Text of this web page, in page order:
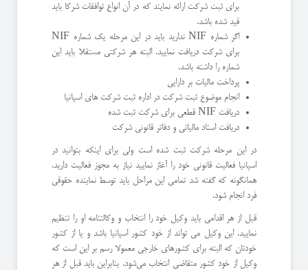
برای ثبت شرکت ارائه نمایند که در آن انواع توافقات شرکا باید
قید شده باشد.
اگر شماره NIF ندارید باید در این مرحله یک شماره NIF
برای شرکت دریافت نمایید. البته هر شرکتی مستقلا باید این
شماره را داشته باشد.
پرداخت مالیات بر دارایی
انجام موضوع ثبت شرکت در اداره ثبت شرکت های اسپانیا
دریافت NIF قطعی برای شرکت ثبت شده
دریافت اسناد مالیاتی و دفاتر قانونی شرکت
در این مرحله شرکت ثبت شده است ولی برای اینکه بتوانید در
اسپانیا فعالیت قانونی خود را آغاز نمایید نیاز به مجوز فعالیت دارید.
همانگونه که گفته شد تمامی این مراحل باید توسط نماینده حقوقی
فرد انجام شود.
قبل از هر اقدامی باید وکیل خود را انتخاب و وکالتنامه او را تنظیم
نمایید. این وکیل می تواند از خود کشور اسپانیا باشد و یا از کشور
خودتان که البته برای کشورهای خارجی معمولا رسم بر این است که
وکیل از خود کشور متقاضی انتخاب می‌شود. بنابراین باید قبل از هر